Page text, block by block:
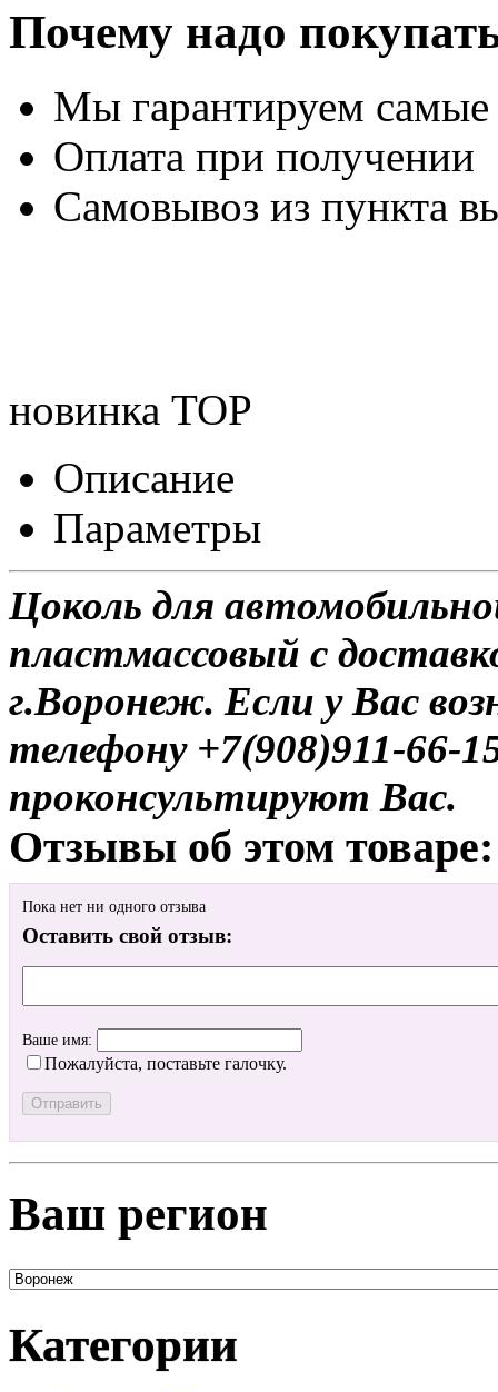
Почему надо
Мы гарантируем
Оплата при получении
Самовывоз из пункта
новинка TOP
Описание
Параметры
Цоколь для
пластмассовый с
г.Воронеж. Если у Вас
телефону +7(908)911-
проконсультируют Вас.
Отзывы об этом товаре:
Пока нет ни одного отзыва
Оставить свой отзыв:
Ваше имя:
Пожалуйста, поставьте галочку.
Ваш регион
Категории